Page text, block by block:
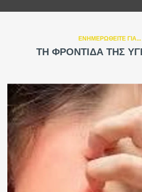
ΕΝΗΜΕΡΩΘΕΙΤΕ ΓΙΑ...
ΤΗ ΦΡΟΝΤΙΔΑ ΤΗΣ